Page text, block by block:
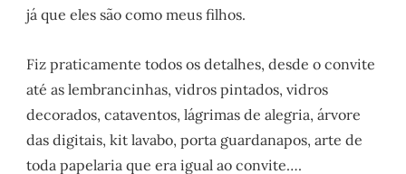
já que eles são como meus filhos.
Fiz praticamente todos os detalhes, desde o convite
até as lembrancinhas, vidros pintados, vidros
decorados, cataventos, lágrimas de alegria, árvore
das digitais, kit lavabo, porta guardanapos, arte de
toda papelaria que era igual ao convite….